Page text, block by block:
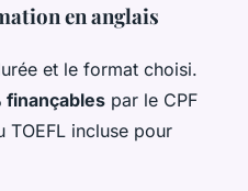
en anglais
et le format choisi.
finançables par le CPF
TOEFL incluse pour